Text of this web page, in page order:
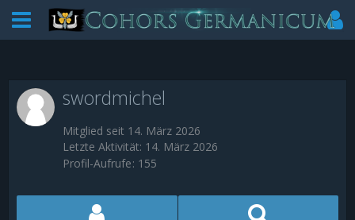
swordmichel
Mitglied seit 14. März 2026
Letzte Aktivität: 14. März 2026
Profil-Aufrufe 155